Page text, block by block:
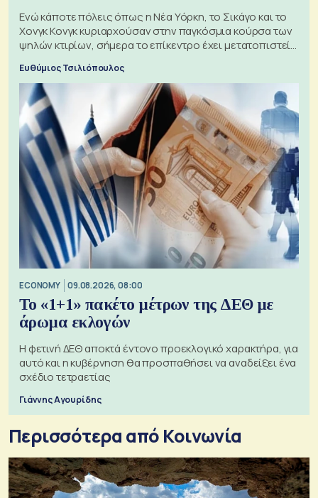
Ενώ κάποτε πόλεις όπως η Νέα Υόρκη, το Σικάγο και το
Χονγκ Κονγκ κυριαρχούσαν στην παγκόσμια κούρσα των
ψηλών κτιρίων, σήμερα το επίκεντρο έχει μετατοπιστεί
Ευθύμιος Τσιλιόπουλος
ECONOMY 09.08.2026, 08:00
Το «1+1» πακέτο μέτρων της ΔΕΘ με
άρωμα εκλογών
Η φετινή ΔΕΘ αποκτά έντονο προεκλογικό χαρακτήρα, για
αυτό και η κυβέρνηση θα προσπαθήσει να αναδείξει ένα
σχέδιο τετραετίας
Γιάννης Αγουρίδης
Περισσότερα από Κοινωνία